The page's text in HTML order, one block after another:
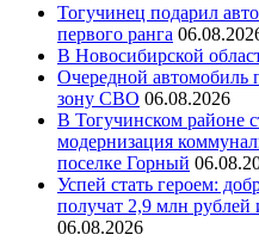
Тогучинец подарил
первого ранга
В Новосибирской
Очередной автомобиль
зону СВО 06.08.2026
В Тогучинском районе
модернизация
поселке Горный
Успей стать героем:
получат 2,9 млн рублей
06.08.2026